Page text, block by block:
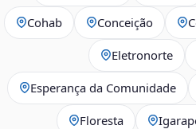
Cohab Conceição
Eletronorte
Esperança da Comunidade
Floresta